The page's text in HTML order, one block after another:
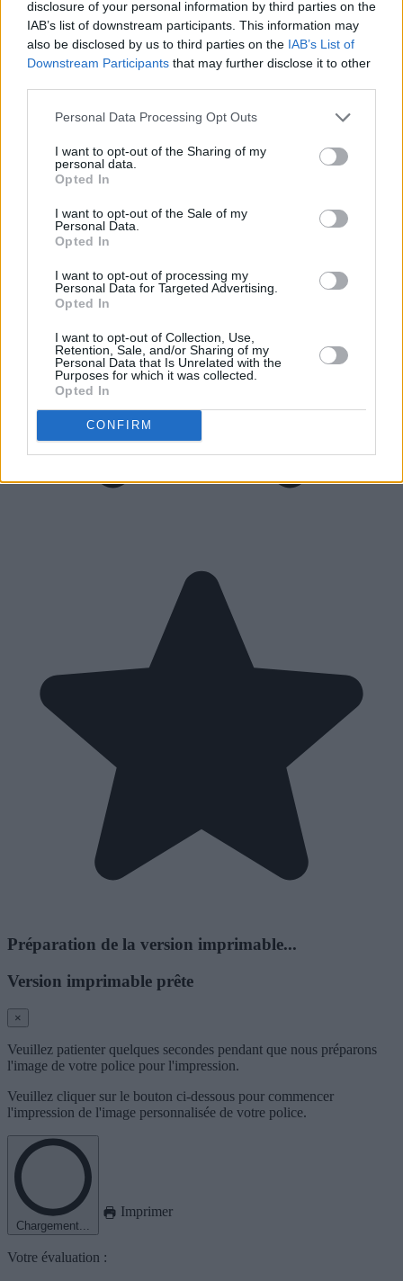
disclosure of your personal information by third parties on the
IAB’s list of downstream participants. This information may
also be disclosed by us to third parties on the IAB’s List of
Downstream Participants that may further disclose it to other
Personal Data Processing Opt Outs
I want to opt-out of the Sharing of my
personal data.
Opted In
I want to opt-out of the Sale of my
Personal Data.
Opted In
I want to opt-out of processing my
Personal Data for Targeted Advertising.
Opted In
I want to opt-out of Collection, Use,
Retention, Sale, and/or Sharing of my
Personal Data that Is Unrelated with the
Purposes for which it was collected.
Opted In
CONFIRM
Préparation de la version imprimable...
Version imprimable prête
×
Veuillez patienter quelques secondes pendant que nous préparons
l'image de votre police pour l'impression.
Veuillez cliquer sur le bouton ci-dessous pour commencer
l'impression de l'image personnalisée de votre police.
Chargement...
Imprimer
Votre évaluation :